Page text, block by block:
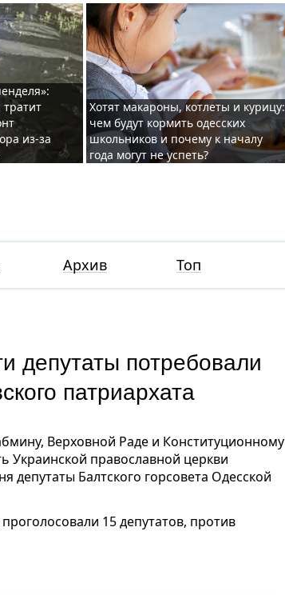
из-за
Хотят макароны, котлеты и курицу:
чем будут кормить одесских
школьников и почему к началу
года могут не успеть?
Архив Топ
депутаты потребовали
патриархата
Верховной Раде и Конституционному
Украинской православной церкви
депутаты Балтского горсовета Одесской
15 депутатов, против